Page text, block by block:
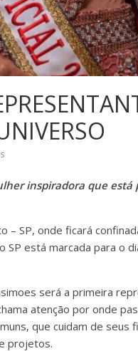
inspiradora que
– SP, onde ficará
SP está marcada para o
será a primeira
atenção por onde
que cuidam de seus
projetos.